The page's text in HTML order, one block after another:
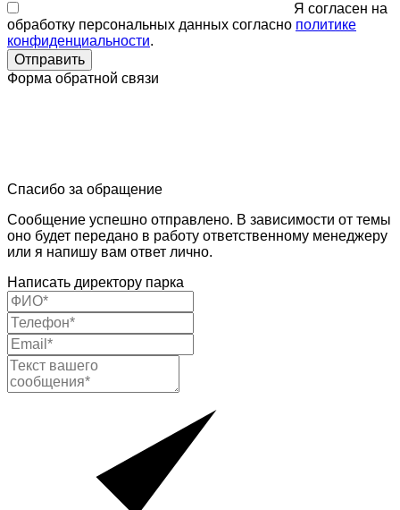
Я согласен на
обработку персональных данных согласно политике
конфиденциальности.
Отправить
Форма обратной связи
Спасибо за обращение
Сообщение успешно отправлено. В зависимости от темы
оно будет передано в работу ответственному менеджеру
или я напишу вам ответ лично.
Написать директору парка